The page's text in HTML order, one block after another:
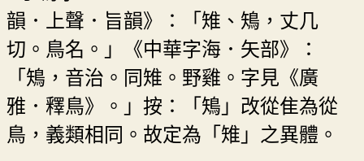
韻．上聲．旨韻》：「雉、鴙，丈几
切。鳥名。」《中華字海．矢部》：
「鴙，音治。同雉。野雞。字見《廣
雅．釋鳥》。」按：「鴙」改從隹為從
鳥，義類相同。故定為「雉」之異體。